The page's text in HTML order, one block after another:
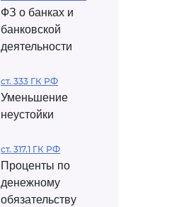
ФЗ о банках и
банковской
деятельности
ст. 333 ГК РФ
Уменьшение
неустойки
ст. 317.1 ГК РФ
Проценты по
денежному
обязательству